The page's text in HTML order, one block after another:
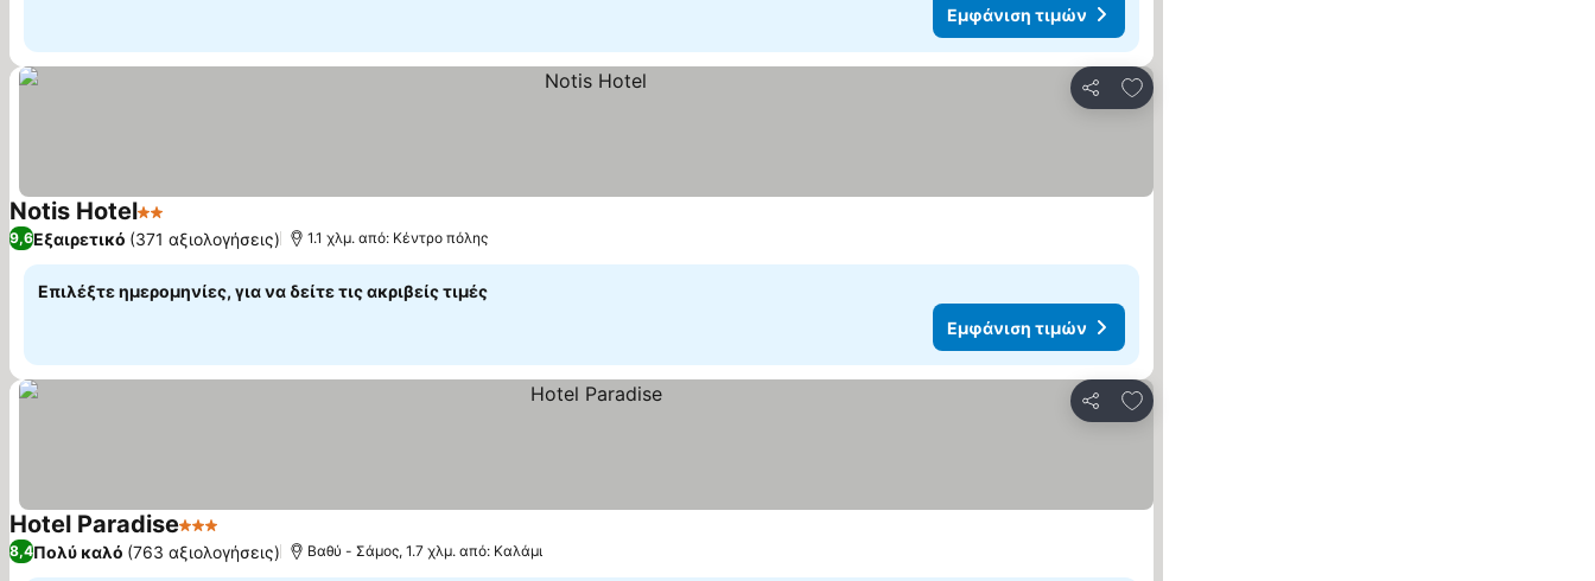
Εμφάνιση τιμών
Κοινοποίηση
Προσθήκη στα αγαπημένα
Notis Hotel2 ΑστέριαΕμφάνιση τιμών
9,6Εξαιρετικό (371 αξιολογήσεις) 1.1 χλμ. από: Κέντρο πόλης
Επιλέξτε ημερομηνίες, για να δείτε τις ακριβείς τιμές
Εμφάνιση τιμών
Κοινοποίηση
Προσθήκη στα αγαπημένα
Hotel Paradise3 ΑστέριαΕμφάνιση τιμών
8,4Πολύ καλό (763 αξιολογήσεις) Βαθύ - Σάμος, 1.7 χλμ. από: Καλάμι